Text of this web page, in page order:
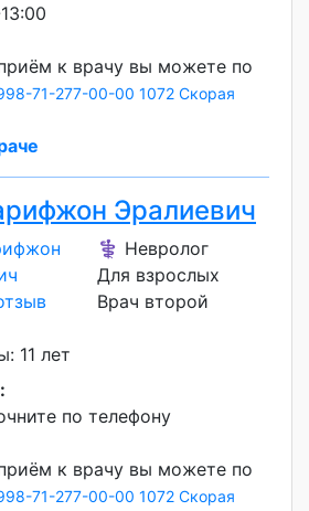
к врачу вы можете по
71-277-00-00 1072 Скорая
Эралиевич
⚕️ Невролог
Для взрослых
Врач второй
11 лет
по телефону
к врачу вы можете по
71-277-00-00 1072 Скорая